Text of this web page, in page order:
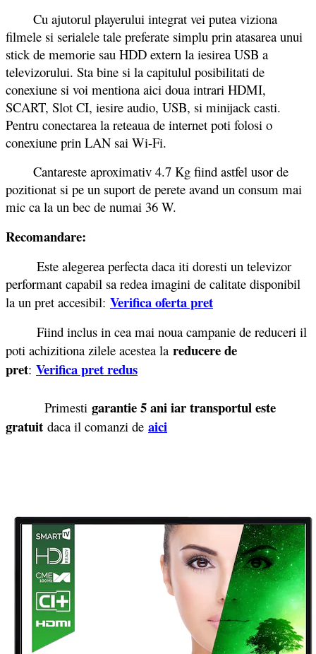
Cu ajutorul playerului integrat vei putea viziona
filmele si serialele tale preferate simplu prin atasarea unui
stick de memorie sau HDD extern la iesirea USB a
televizorului. Sta bine si la capitulul posibilitati de
conexiune si voi mentiona aici doua intrari HDMI,
SCART, Slot CI, iesire audio, USB, si minijack casti.
Pentru conectarea la reteaua de internet poti folosi o
conexiune prin LAN sai Wi-Fi.
Cantareste aproximativ 4.7 Kg fiind astfel usor de
pozitionat si pe un suport de perete avand un consum mai
mic ca la un bec de numai 36 W.
Recomandare:
Este alegerea perfecta daca iti doresti un televizor
performant capabil sa redea imagini de calitate disponibil
la un pret accesibil: Verifica oferta pret
Fiind inclus in cea mai noua campanie de reduceri il
poti achizitiona zilele acestea la reducere de
pret: Verifica pret redus
Primesti garantie 5 ani iar transportul este
gratuit daca il comanzi de aici